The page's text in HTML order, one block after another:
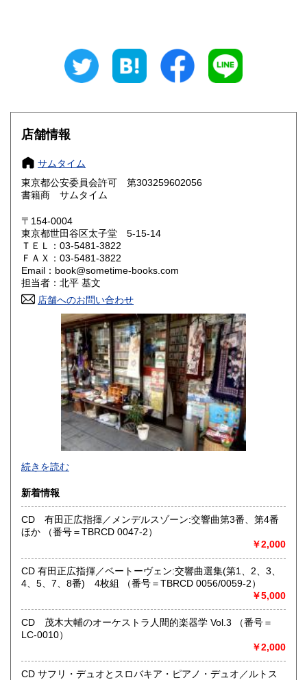
600円 三重県
大阪府
奈良県
鳥取県 600円 島根県
岡山県
山口県 600円
香川県 愛媛県
高知県 600円
600円 長崎県
600円 大分県
600円 鹿児島県
600円
店舗情報
サムタイム
東京都公安委員会許可 第303259602056
書籍商 サムタイム
〒154-0004
東京都世田谷区太子堂 5-15-14
ＴＥＬ：03-5481-3822
ＦＡＸ：03-5481-3822
Email：book@sometime-books.com
担当者：北平 基文
店舗へのお問い合わせ
●当店では国内送料は無料です。（特記されたものを除きま
す）。
ール、定形外郵便、
ネコポス、ヤマト宅急便などでお届けしています。
但し、お客様が配送方法をご指定になる場合又は、
後払いをご希望の場合は送料の実費をお支払い頂きます。
代引きをご希望の場合は代引き手数料及び送料の実費をお
支払い下さい。
●公費ご購入を承ります。 送料は実費をご負担下さい。 お
支払いは後払いが可能です。
※当店は【インボイス制度】の適格請求書発行事業者では
ございません。
●当店では迅速な発送を心掛けています。
ご送金、ご決済の確認が出来ましたら通常24時間以内にお
●商品の発送に際しては水濡れ対策等、丁寧な梱包を心掛けて
続きを読む
新着情報
CD 有田正広指揮／メンデルスゾーン:交響曲第3番、第4番
ほか （番号＝TBRCD 0047-2）
￥2,000
CD 有田正広指揮／ベートーヴェン:交響曲選集(第1、2、3、
4、5、7、8番) 4枚組 （番号＝TBRCD 0056/0059-2）
￥5,000
CD 茂木大輔のオーケストラ人間的楽器学 Vol.3 （番号＝
LC-0010）
￥2,000
CD サフリ・デュオとスロバキア・ピアノ・デュオ／ルトス